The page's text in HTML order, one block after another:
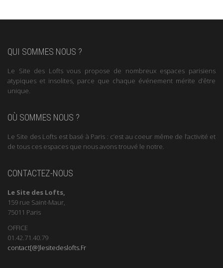
QUI SOMMES NOUS ?
Le Site des Lofts vous propose de nombreux espaces parisiens
atypiques et insolites, parce que chaque événement mérite d’être
unique.
OÙ SOMMES NOUS ?
Le Site des Lofts est basé à Paris : c’est au coeur même de l’activité et
de tous ces espaces que nous avons trouvé le notre.
CONTACTEZ-NOUS
Le Site des Lofts,
159 rue Saint-Maur,
75011 Paris
OFFICE
01.42.71.40.79
contact[@]lesitedeslofts.Fr